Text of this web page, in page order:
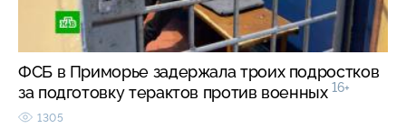
ФСБ в Приморье задержала троих подростков
за подготовку терактов против военных 16+
1305